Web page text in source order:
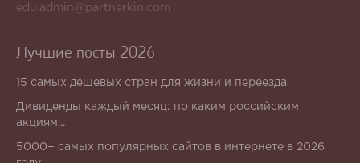
edu.admin@partnerkin.com
Лучшие посты 2026
15 самых дешевых стран для жизни и переезда
Дивиденды каждый месяц: по каким российским
акциям...
5000+ самых популярных сайтов в интернете в 2026